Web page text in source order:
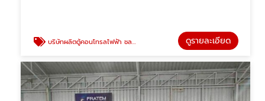
บริษัทผลิตตู้คอนโทรลไฟฟ้า ชลบุรี ดูรายละเอียด